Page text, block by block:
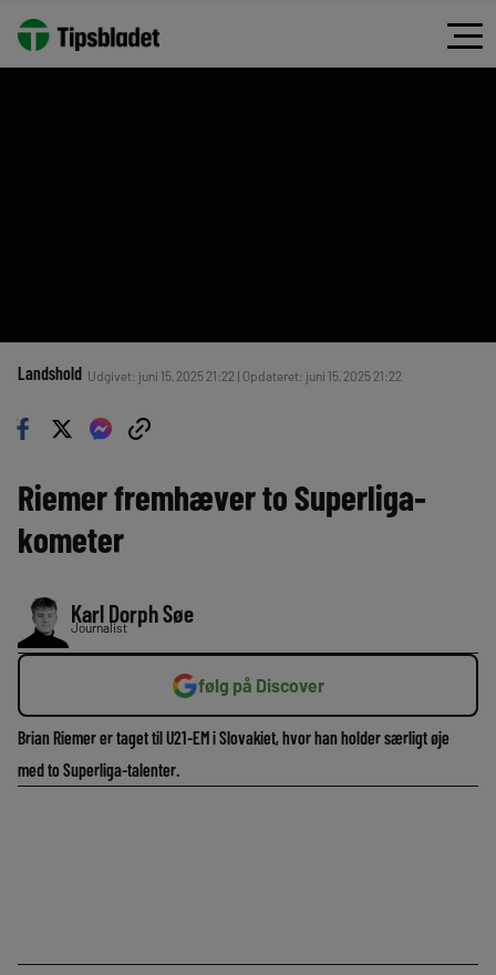
Landshold Udgivet: juni 15, 2025 21:22 | Opdateret: juni 15, 2025 21:22
Riemer fremhæver to Superliga-
kometer
Karl Dorph Søe
Journalist
følg på Discover
Brian Riemer er taget til U21-EM i Slovakiet, hvor han holder særligt øje
med to Superliga-talenter.